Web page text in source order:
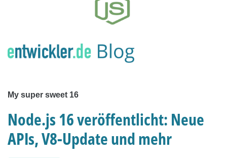
My super sweet 16
Node.js 16 veröffentlicht: Neue
APIs, V8-Update und mehr